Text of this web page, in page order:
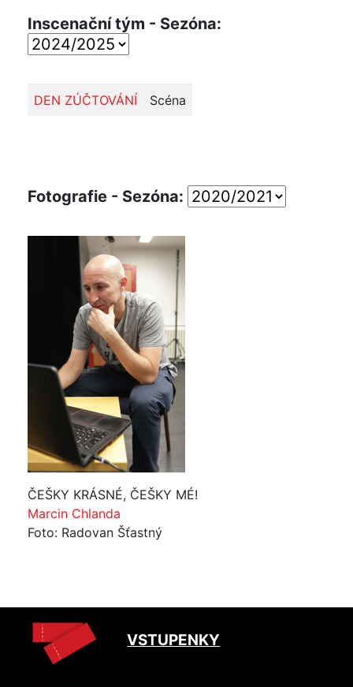
Inscenační tým - Sezóna:
DEN ZÚČTOVÁNÍ Scéna
Fotografie - Sezóna:
ČEŠKY KRÁSNÉ, ČEŠKY MÉ!
Marcin Chlanda
Foto: Radovan Šťastný
VSTUPENKY